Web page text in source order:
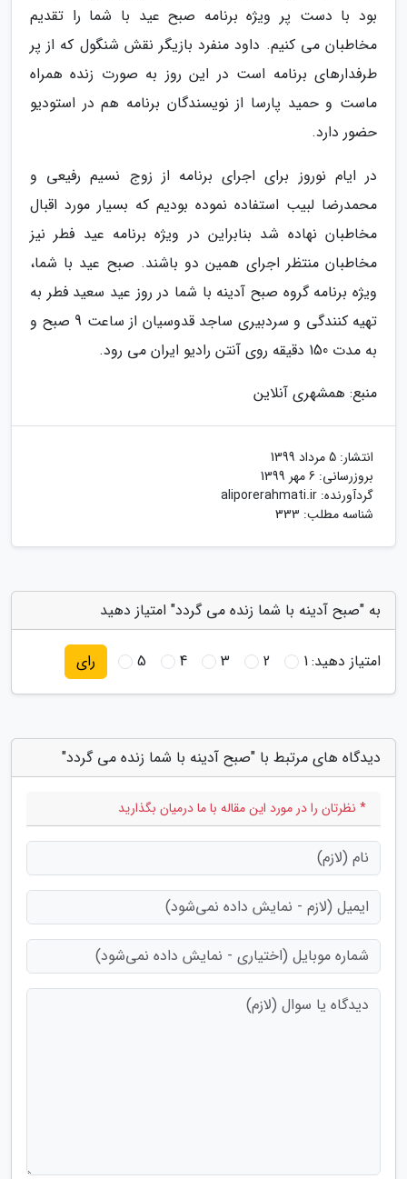
بود با دست پر ویژه برنامه صبح عید با شما را تقدیم
مخاطبان می کنیم. داود منفرد بازیگر نقش شنگول که از پر
طرفدارهای برنامه است در این روز به صورت زنده همراه
ماست و حمید پارسا از نویسندگان برنامه هم در استودیو
حضور دارد.
در ایام نوروز برای اجرای برنامه از زوج نسیم رفیعی و
محمدرضا لبیب استفاده نموده بودیم که بسیار مورد اقبال
مخاطبان نهاده شد بنابراین در ویژه برنامه عید فطر نیز
مخاطبان منتظر اجرای همین دو باشند. صبح عید با شما،
ویژه برنامه گروه صبح آدینه با شما در روز عید سعید فطر به
تهیه کنندگی و سردبیری ساجد قدوسیان از ساعت 9 صبح و
به مدت 150 دقیقه روی آنتن رادیو ایران می رود.
منبع: همشهری آنلاین
انتشار: 5 مرداد 1399
بروزرسانی: 6 مهر 1399
گردآورنده: aliporerahmati.ir
شناسه مطلب: 333
به "صبح آدینه با شما زنده می گردد" امتیاز دهید
امتیاز دهید:1
2
3
4
5 رای
دیدگاه های مرتبط با "صبح آدینه با شما زنده می گردد"
* نظرتان را در مورد این مقاله با ما درمیان بگذارید